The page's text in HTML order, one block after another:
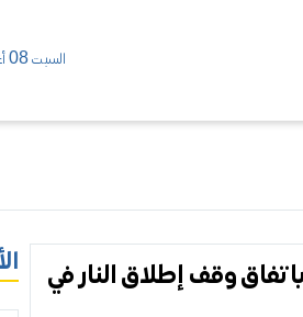
السبت 08 أغسطس/ 2026
وقف إطلاق النار في